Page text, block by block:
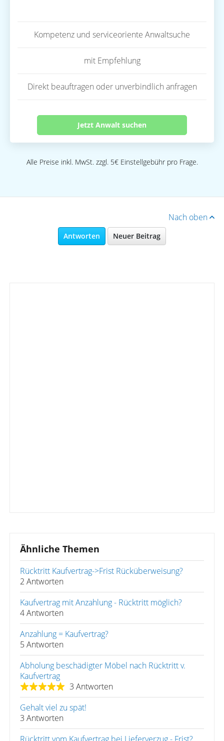
Kompetenz und serviceoriente Anwaltsuche
mit Empfehlung
Direkt beauftragen oder unverbindlich anfragen
Jetzt Anwalt suchen
Alle Preise inkl. MwSt. zzgl. 5€ Einstellgebühr pro Frage.
Nach oben
Antworten Neuer Beitrag
Ähnliche Themen
Rücktritt Kaufvertrag->Frist Rücküberweisung?
2 Antworten
Kaufvertrag mit Anzahlung - Rücktritt möglich?
4 Antworten
Anzahlung = Kaufvertrag?
5 Antworten
Abholung beschädigter Möbel nach Rücktritt v.
Kaufvertrag
3 Antworten
Gehalt viel zu spät!
3 Antworten